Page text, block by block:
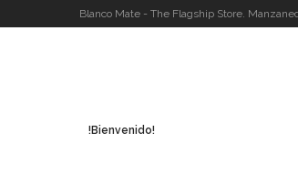
Blanco Mate - The Flagship Store.
!Bienvenido!